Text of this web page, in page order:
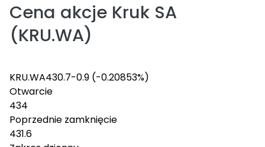
Cena akcje Kruk SA
(KRU.WA)
KRU.WA430.7-0.9 (-0.20853%)
Otwarcie
434
Poprzednie zamknięcie
431.6